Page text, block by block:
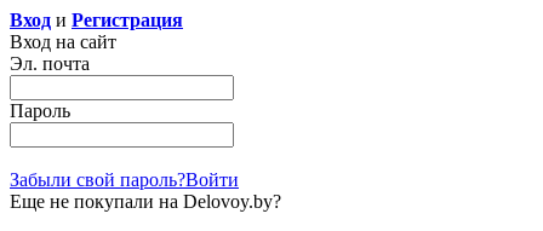
Вход и Регистрация
Вход на сайт
Эл. почта
Пароль
Забыли свой пароль?Войти
Еще не покупали на Delovoy.by?